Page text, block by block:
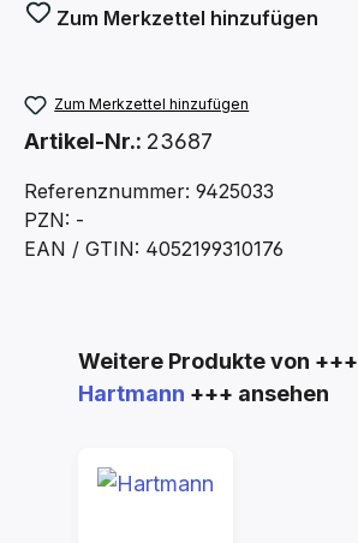
Zum Merkzettel hinzufügen
Zum Merkzettel hinzufügen
Artikel-Nr.: 23687
Referenznummer: 9425033
PZN: -
EAN / GTIN: 4052199310176
Produktgalerie überspringen
Weitere Produkte von +++
Hartmann +++ ansehen